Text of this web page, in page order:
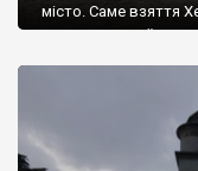
місто. Саме взяття
диктувати свої
Херсонесі
А потім було